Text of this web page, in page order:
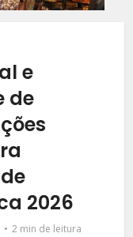
e
de
2026
2 min de leitura